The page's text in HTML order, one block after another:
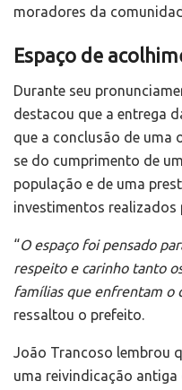
moradores da
Espaço de
Durante seu
destacou que a entrega
que a conclusão de uma
se do cumprimento de
população e de uma
investimentos realizados
“O espaço foi pensado
respeito e carinho tanto
famílias que enfrentam o
ressaltou o prefeito.
João Trancoso lembrou
uma reivindicação antiga